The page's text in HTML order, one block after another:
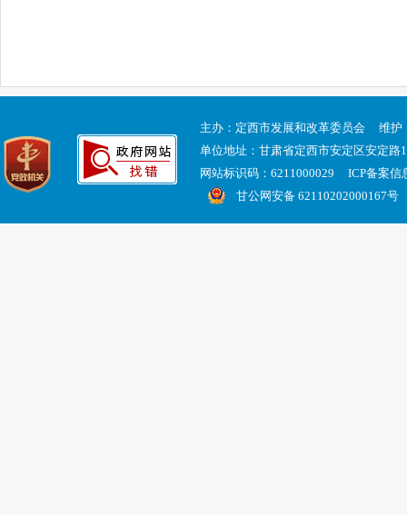
主办：定西市发展和改革委员会 维护
单位地址：甘肃省定西市安定区安定路
网站标识码：6211000029 ICP备案信
甘公网安备 62110202000167号